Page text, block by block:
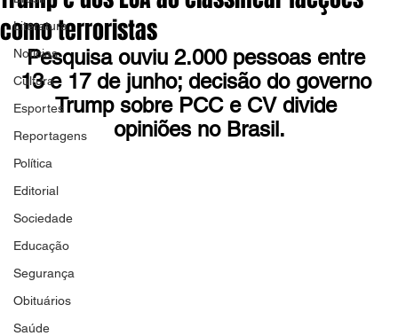
Literatura
Notícias
Cultura
Esportes
Reportagens
Política
Editorial
Sociedade
Educação
Segurança
Obituários
Saúde
como terroristas
Pesquisa ouviu 2.000 pessoas entre
13 e 17 de junho; decisão do governo
Trump sobre PCC e CV divide
opiniões no Brasil.